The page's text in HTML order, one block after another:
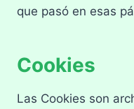
que pasó en esas
Cookies
Las Cookies son